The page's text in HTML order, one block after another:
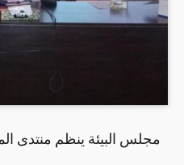
مجلس البيئة ينظم منتدى